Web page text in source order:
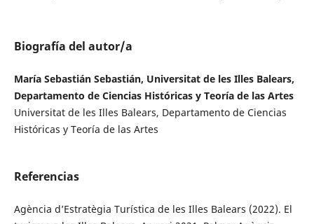
Biografía del autor/a
María Sebastián Sebastián, Universitat de les Illes Balears,
Departamento de Ciencias Históricas y Teoría de las Artes
Universitat de les Illes Balears, Departamento de Ciencias
Históricas y Teoría de las Artes
Referencias
Agència d’Estratègia Turística de les Illes Balears (2022). El